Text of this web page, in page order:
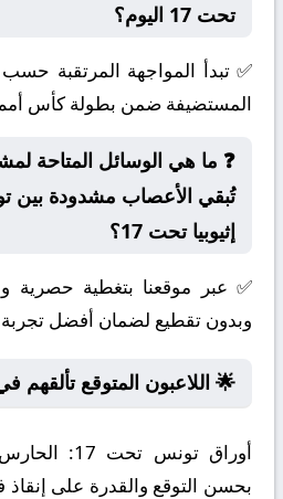
تحت 17 اليوم؟
✅ تبدأ المواجهة المرتقبة
المستضيفة ضمن بطولة كأس أمم
❓ ما هي الوسائل المتاحة
إثيوبيا تحت 17؟
✅ عبر موقعنا بتغطية حصرية
وبدون تقطيع لضمان أفضل
🌟 اللاعبون المتوقع تألقهم
أوراق تونس تحت 17:
بحسن التوقع والقدرة على